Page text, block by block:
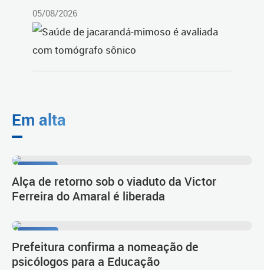
05/08/2026
Em alta
Alça de retorno sob o viaduto da Victor
Ferreira do Amaral é liberada
Prefeitura confirma a nomeação de
psicólogos para a Educação